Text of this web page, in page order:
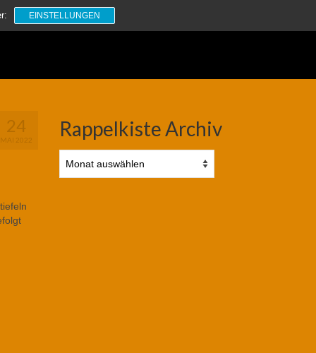
Suchen
nach:
24
MAI 2022 Rappelkiste Archiv
Archiv
EINSTELLUNGEN